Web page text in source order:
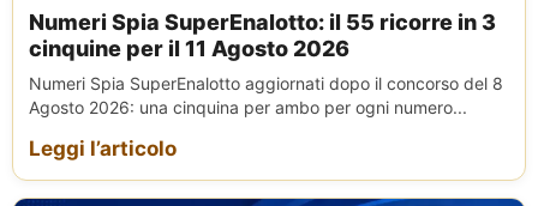
Numeri Spia SuperEnalotto: il 55 ricorre in 3
cinquine per il 11 Agosto 2026
Numeri Spia SuperEnalotto aggiornati dopo il concorso del 8
Agosto 2026: una cinquina per ambo per ogni numero...
Leggi l’articolo